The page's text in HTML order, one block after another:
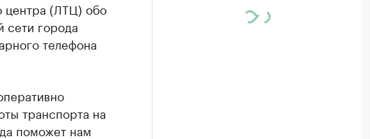
центра (ЛТЦ) обо
сети города
телефона
транспорта на
поможет нам